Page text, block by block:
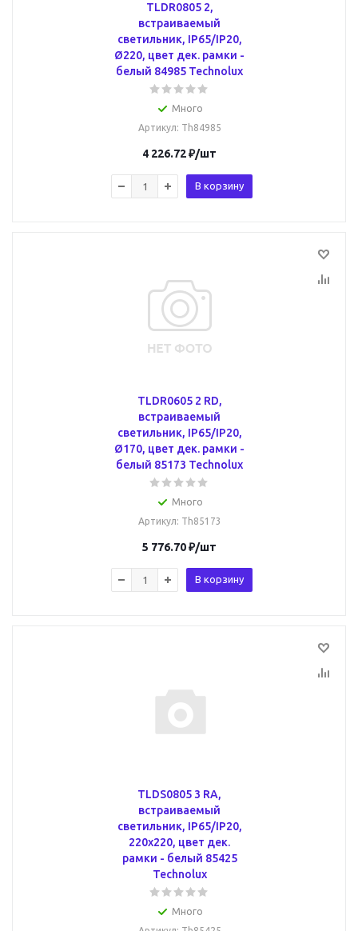
TLDR0805 2,
встраиваемый
светильник, IP65/IP20,
Ø220, цвет дек. рамки -
белый 84985 Technolux
Много
Артикул: Th84985
4 226.72₽/шт
В корзину
TLDR0605 2 RD,
встраиваемый
светильник, IP65/IP20,
Ø170, цвет дек. рамки -
белый 85173 Technolux
Много
Артикул: Th85173
5 776.70₽/шт
В корзину
TLDS0805 3 RA,
встраиваемый
светильник, IP65/IP20,
220х220, цвет дек.
рамки - белый 85425
Technolux
Много